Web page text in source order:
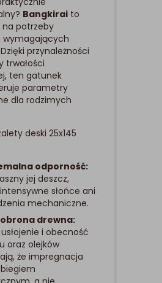
Bangkirai to
na potrzeby
wymagających
przynależności
trwałości
ten gatunek
parametry
dla rodzimych
deski 25x145
odporność:
jej deszcz,
słońce ani
mechaniczne.
drewna:
i obecność
oraz olejków
że impregnacja